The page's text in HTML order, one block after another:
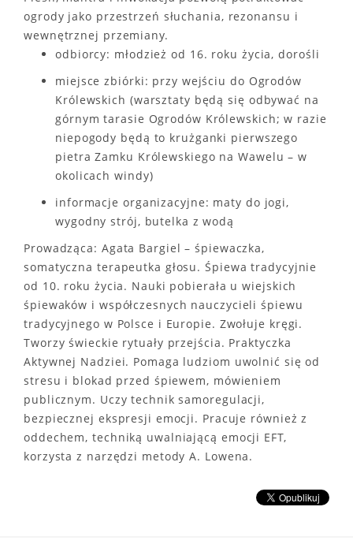
ogrody jako przestrzeń słuchania, rezonansu i
wewnętrznej przemiany.
odbiorcy: młodzież od 16. roku życia, dorośli
miejsce zbiórki: przy wejściu do Ogrodów
Królewskich (warsztaty będą się odbywać na
górnym tarasie Ogrodów Królewskich; w razie
niepogody będą to krużganki pierwszego
pietra Zamku Królewskiego na Wawelu – w
okolicach windy)
informacje organizacyjne: maty do jogi,
wygodny strój, butelka z wodą
Prowadząca: Agata Bargiel – śpiewaczka,
somatyczna terapeutka głosu. Śpiewa tradycyjnie
od 10. roku życia. Nauki pobierała u wiejskich
śpiewaków i współczesnych nauczycieli śpiewu
tradycyjnego w Polsce i Europie. Zwołuje kręgi.
Tworzy świeckie rytuały przejścia. Praktyczka
Aktywnej Nadziei. Pomaga ludziom uwolnić się od
stresu i blokad przed śpiewem, mówieniem
publicznym. Uczy technik samoregulacji,
bezpiecznej ekspresji emocji. Pracuje również z
oddechem, techniką uwalniającą emocji EFT,
korzysta z narzędzi metody A. Lowena.